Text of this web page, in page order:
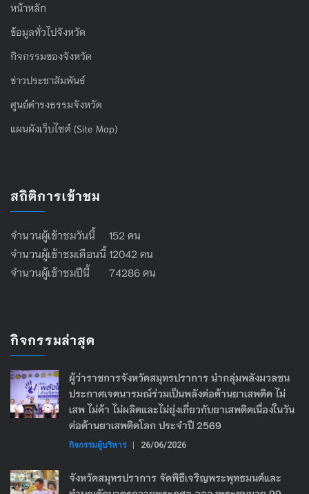
หน้าหลัก
ข้อมูลทั่วไปจังหวัด
กิจกรรมของจังหวัด
ข่าวประชาสัมพันธ์
ศูนย์ดำรงธรรมจังหวัด
แผนผังเว็บไซต์ (Site Map)
สถิติการเข้าชม
จำนวนผู้เข้าชมวันนี้ 152 คน
จำนวนผู้เข้าชมเดือนนี้ 12042 คน
จำนวนผู้เข้าชมปีนี้ 74286 คน
กิจกรรมล่าสุด
ผู้ว่าราชการจังหวัดสมุทรปราการ นำกลุ่มพลังมวลชน
ประกาศเจตนารมณ์ร่วมเป็นพลังต่อต้านยาเสพติด ไม่
เสพ ไม่ค้า ไม่ผลิตและไม่ยุ่งเกี่ยวกับยาเสพติดเนื่องในวัน
ต่อต้านยาเสพติดโลก ประจำปี 2569
กิจกรรมผู้บริหาร | 26/06/2026
จังหวัดสมุทรปราการ จัดพิธีเจริญพระพุทธมนต์และ